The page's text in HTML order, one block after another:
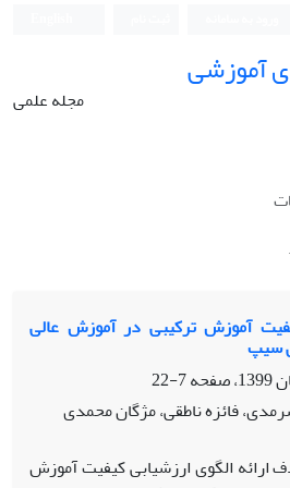
آموزشی
مجله علمی
آموزش ترکیبی در آموزش عالی
سیپ
7-22
فائزه ناطقی، مژگان محمدی
ارائه الگوی ارزشیابی کیفیت آموزش